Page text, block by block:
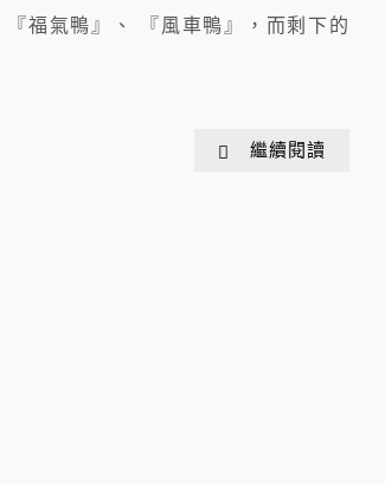
福氣鴨』、 『風車鴨』，而剩下的
繼續閱讀